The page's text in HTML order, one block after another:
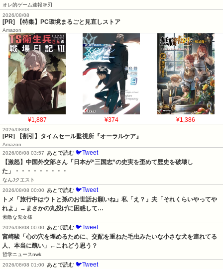
オレ的ゲーム速報＠刃
2026/08/08
[PR] 【特集】PC環境まるごと見直しストア
Amazon
¥1,887 ¥374 ¥1,386
2026/08/08
[PR] 【割引】タイムセール監視所『オーラルケア』
Amazon
2026/08/08 03:57
あとで読む 🐦Tweet
【激怒】中国外交部さん「日本が“三国志”の史実を歪めて歴史を破壊し
た」・・・・・・・・・
なんJクエスト
2026/08/08 00:00
あとで読む 🐦Tweet
トメ「旅行中はウトと孫のお世話お願いね」私「え？」夫「それくらいやってや
れよ」→まさかの丸投げに困惑して…
素敵な鬼女様
2026/08/08 00:00
あとで読む 🐦Tweet
宮崎駿「心の穴を埋めるために、交配を重ねた毛虫みたいな小さな犬を連れてる
人、本当に醜い」←これどう思う？
哲学ニュースnwk
2026/08/08 01:00
あとで読む 🐦Tweet